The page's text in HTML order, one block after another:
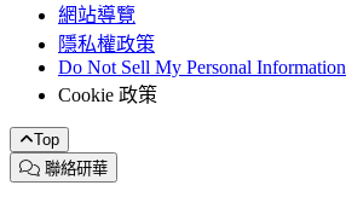
網站導覽
隱私權政策
Do Not Sell My Personal Information
Cookie 政策
Top
聯絡研華